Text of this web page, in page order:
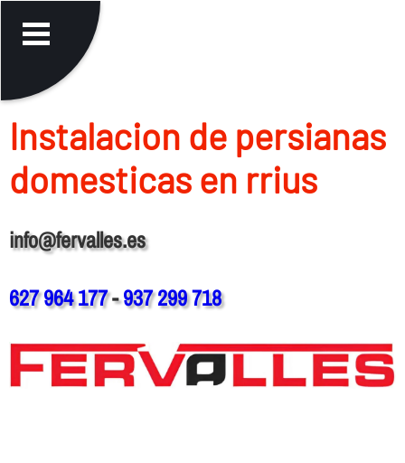
Instalacion de persianas
domesticas en rrius
info@fervalles.es
627 964 177-937 299 718